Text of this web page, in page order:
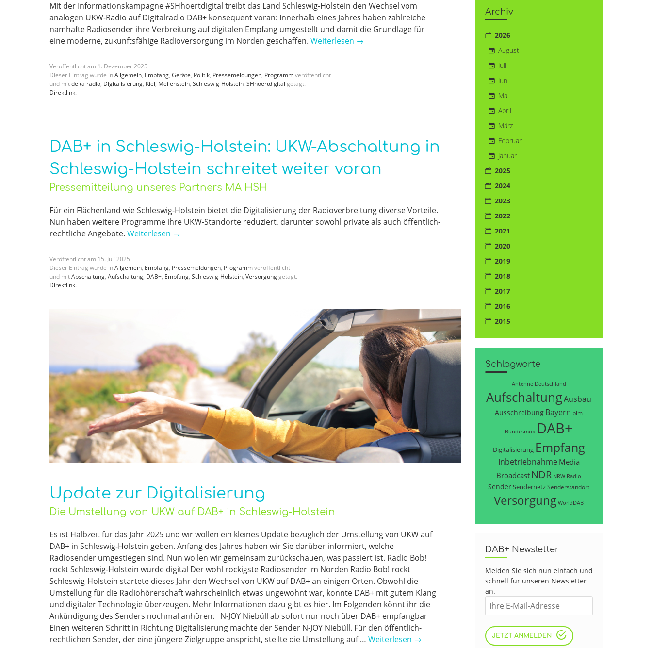
Mit der Informationskampagne #SHhoertdigital treibt das Land Schleswig-Holstein den Wechsel vom
analogen UKW-Radio auf Digitalradio DAB+ konsequent voran: Innerhalb eines Jahres haben zahlreiche
namhafte Radiosender ihre Verbreitung auf digitalen Empfang umgestellt und damit die Grundlage für
eine moderne, zukunftsfähige Radioversorgung im Norden geschaffen. Weiterlesen →
Veröffentlicht am 1 . Dezember2025
Dieser Eintrag wurde inAllgemein, Empfang, Geräte, Politik, Pressemeldungen, Programmveröffentlicht
und mitdelta radio, Digitalisierung, Kiel, Meilenstein, Schleswig-Holstein, SHhoertdigital getagt.
Direktlink.
DAB+ in Schleswig-Holstein: UKW-Abschaltung in
Schleswig-Holstein schreitet weiter voran
Pressemitteilung unseres Partners MA HSH
Für ein Flächenland wie Schleswig-Holstein bietet die Digitalisierung der Radioverbreitung diverse Vorteile.
Nun haben weitere Programme ihre UKW-Standorte reduziert, darunter sowohl private als auch öffentlich-
rechtliche Angebote. Weiterlesen →
Veröffentlicht am 15. Juli 2025
Dieser Eintrag wurde inAllgemein, Empfang, Pressemeldungen, Programmveröffentlicht
und mitAbschaltung, Aufschaltung, DAB+, Empfang, Schleswig-Holstein, Versorgung getagt.
Direktlink.
Update zur Digitalisierung
Die Umstellung von UKW auf DAB+ in Schleswig-Holstein
Es ist Halbzeit für das Jahr 2025 und wir wollen ein kleines Update bezüglich der Umstellung von UKW auf
DAB+ in Schleswig-Holstein geben. Anfang des Jahres haben wir Sie darüber informiert, welche
Radiosender umgestiegen sind. Nun wollen wir gemeinsam zurückschauen, was passiert ist. Radio Bob!
rockt Schleswig-Holstein wurde digital Der wohl rockigste Radiosender im Norden Radio Bob! rockt
Schleswig-Holstein startete dieses Jahr den Wechsel von UKW auf DAB+ an einigen Orten. Obwohl die
Umstellung für die Radiohörerschaft wahrscheinlich etwas ungewohnt war, konnte DAB+ mit gutem Klang
und digitaler Technologie überzeugen. Mehr Informationen dazu gibt es hier. Im Folgenden könnt ihr die
Ankündigung des Senders nochmal anhören: N-JOY Niebüll ab sofort nur noch über DAB+ empfangbar
Einen weiteren Schritt in Richtung Digitalisierung machte der Sender N-JOY Niebüll. Für den öffentlich-
rechtlichen Sender, der eine jüngere Zielgruppe anspricht, stellte die Umstellung auf … Weiterlesen →
Archiv
2026
August
Juli
Juni
Mai
April
März
Februar
Januar
2025
2024
2023
2022
2021
2020
2019
2018
2017
2016
2015
Schlagworte
Antenne Deutschland
AufschaltungAusbau
Ausschreibung Bayern blm
Bundesmux DAB+
Digitalisierung Empfang
Inbetriebnahme Media
Broadcast NDR NRW Radio
SenderSendernetzSenderstandort
Versorgung WorldDAB
DAB+ Newsletter
Melden Sie sich nun einfach und
schnell für unseren Newsletter
an.
JETZT ANMELDEN